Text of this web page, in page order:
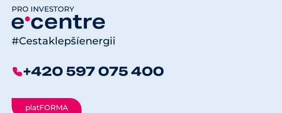
PRO INVESTORY
#Cestaklepšíenergii
+420 597 075 400
platFORMA